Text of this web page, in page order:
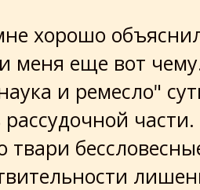
хорошо
меня еще вот
и ремесло"
рассудочной
твари